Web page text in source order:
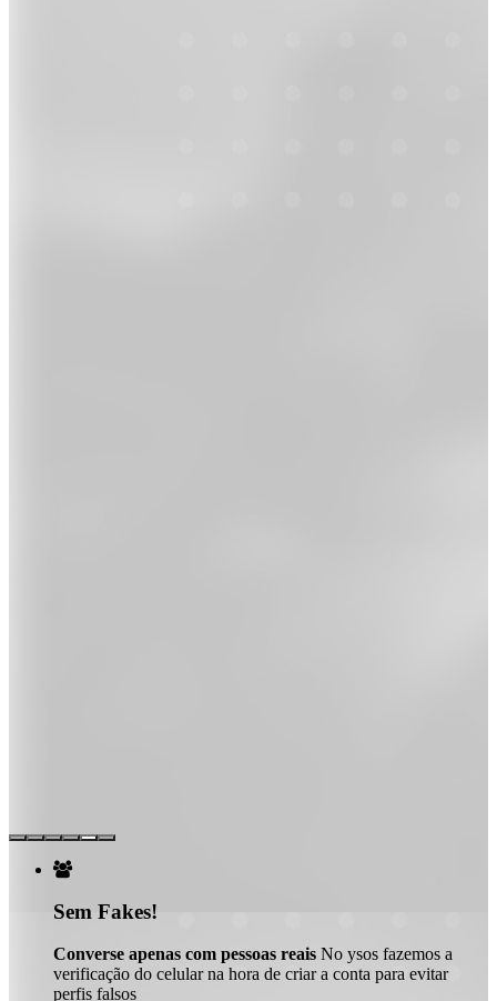

Sem Fakes!
Converse apenas com pessoas reais No ysos fazemos a
verificação do celular na hora de criar a conta para evitar
perfis falsos